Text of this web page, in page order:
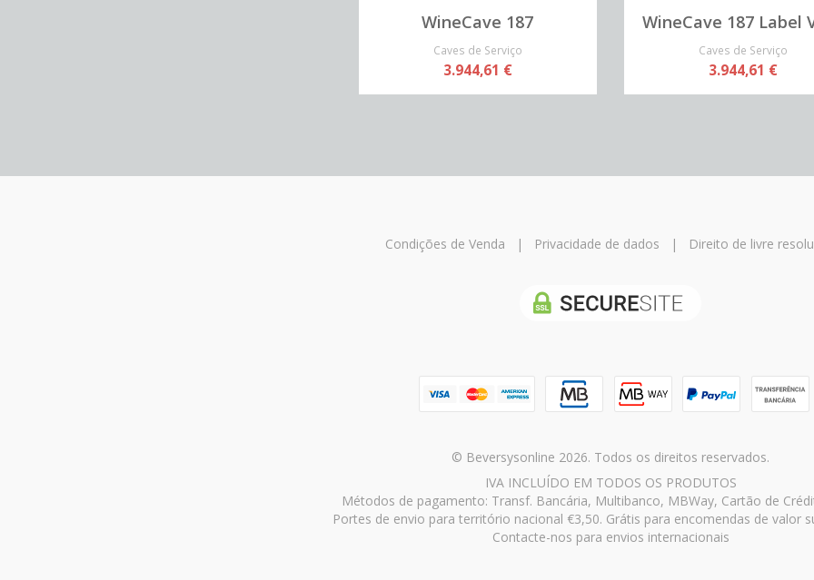
WineCave 187
Caves de Serviço
3.944,61 €
WineCave 187 Label
Caves de Serviço
3.944,61 €
Condições de Venda | Privacidade de dados | Direito de livre
© Beversysonline 2026. Todos os direitos reservados.
IVA INCLUÍDO EM TODOS OS PRODUTOS
Métodos de pagamento: Transf. Bancária, Multibanco, MBWay, Cartão de
Portes de envio para território nacional €3,50. Grátis para encomendas de valor
Contacte-nos para envios internacionais